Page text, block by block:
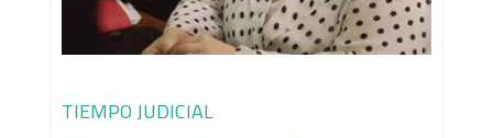
TIEMPO JUDICIAL